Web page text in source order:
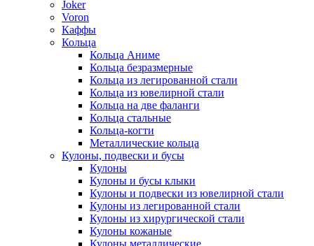
Joker
Voron
Каффы
Кольца
Кольца Аниме
Кольца безразмерные
Кольца из легированной стали
Кольца из ювелирной стали
Кольца на две фаланги
Кольца стальные
Кольца-когти
Металлические кольца
Кулоны, подвески и бусы
Кулоны
Кулоны и бусы клыки
Кулоны и подвески из ювелирной стали
Кулоны из легированной стали
Кулоны из хирургической стали
Кулоны кожаные
Кулоны металлические